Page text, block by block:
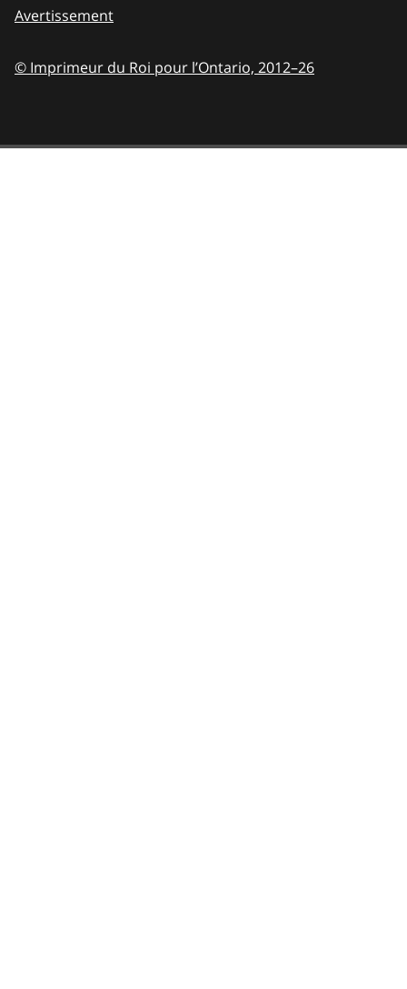
Avertissement
© Imprimeur du Roi pour l’Ontario, 2012–26